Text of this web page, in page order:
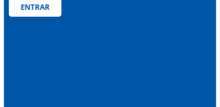
ENTRAR